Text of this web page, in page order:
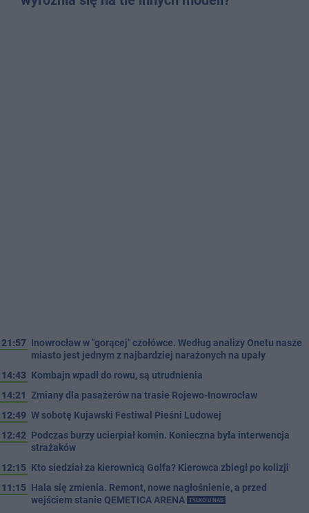
21:57 Inowrocław w "gorącej" czołówce. Według analizy Onetu nasze
miasto jest jednym z najbardziej narażonych na upały
14:43 Kombajn wpadł do rowu, są utrudnienia
14:21 Zmiany dla pasażerów na trasie Rojewo-Inowrocław
12:49 W sobotę Kujawski Festiwal Pieśni Ludowej
12:42 Podczas burzy ucierpiał komin. Konieczna była interwencja
strażaków
12:15 Kto siedział za kierownicą Golfa? Kierowca zbiegł po kolizji
11:15 Hala się zmienia. Remont, nowe nagłośnienie, a przed
wejściem stanie QEMETICA ARENA
TYLKO U NAS